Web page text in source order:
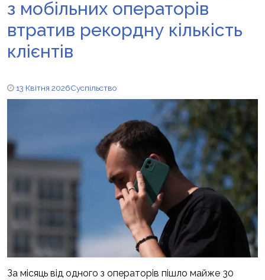
з мобільних операторів
втратив рекордну кількість
клієнтів
13 Квітня 2026Суспільство
За місяць від одного з операторів пішло майже 30